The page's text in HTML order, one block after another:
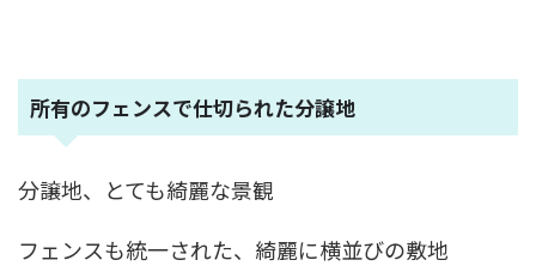
所有のフェンスで仕切られた分譲地
分譲地、とても綺麗な景観
フェンスも統一された、綺麗に横並びの敷地